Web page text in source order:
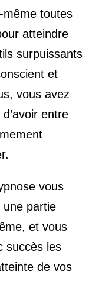
même toutes
atteindre
surpuissants
et
vous avez
entre
vous
partie
et vous
succès les
de vos